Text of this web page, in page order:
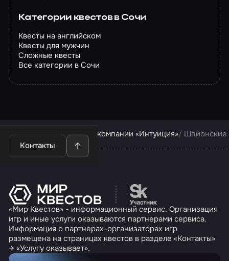
Категории квестов в Сочи
Квесты на английском
Квесты для мужчин
Сложные квесты
Все категории в Сочи
Контакты
Квесты компании «Интуиция» Шпионские
Перейти на сайт
«Мир Квестов» - информационный сервис. Организация
игр и иные услуги оказываются партнерами сервиса.
Информация о партнерах-организаторах игр
размещена на страницах квестов в разделе «Контакты»
→ «Услугу оказывает».